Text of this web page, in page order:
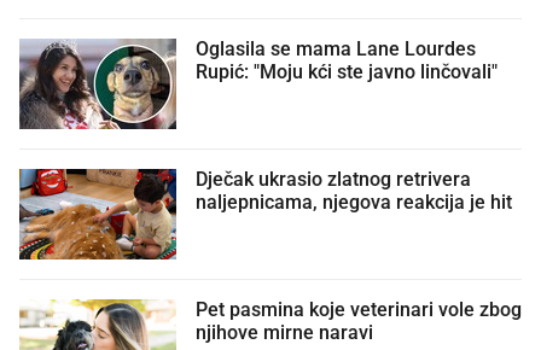
Oglasila se mama Lane Lourdes
Rupić: "Moju kći ste javno linčovali"
Dječak ukrasio zlatnog retrivera
naljepnicama, njegova reakcija je hit
Pet pasmina koje veterinari vole zbog
njihove mirne naravi